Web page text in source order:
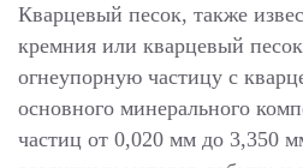
Кварцевый песок, также
кремния или кварцевый
огнеупорную частицу с
основного минерального
частиц от 0,020 мм до 3,350